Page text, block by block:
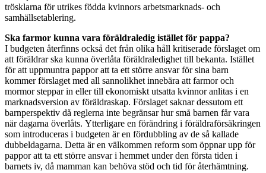
trösklarna för utrikes födda kvinnors arbetsmarknads- och
samhällsetablering.
Ska farmor kunna vara föräldraledig istället för pappa?
I budgeten återfinns också det från olika håll kritiserade förslaget om
att föräldrar ska kunna överlåta föräldraledighet till bekanta. Istället
för att uppmuntra pappor att ta ett större ansvar för sina barn
kommer förslaget med all sannolikhet innebära att farmor och
mormorsteppar in ellertill ekonomiskt utsatta kvinnor anlitas i en
marknadsversion av föräldraskap. Förslaget saknardessutom ett
barnperspektiv då reglerna inte begränsar hur små barnen får vara
när dagarna överlåts. Ytterligare en förändring i föräldraförsäkringen
som introduceras i budgeten är en fördubbling av de så kallade
dubbeldagarna. Detta är en välkommen reform som öppnar upp för
pappor att ta ett större ansvar i hemmet under den första tiden i
barnets iv, då mamman kan behöva stöd och tid för återhämtning.